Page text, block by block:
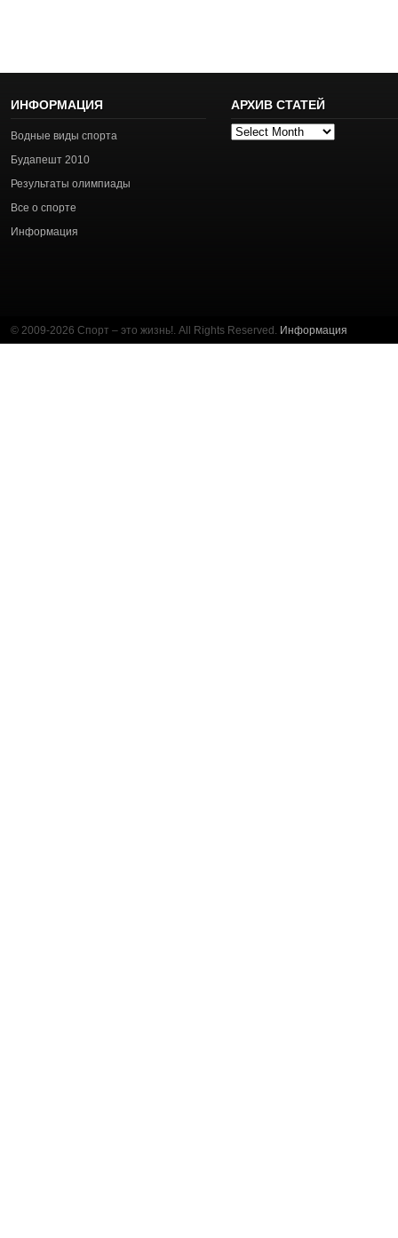
ИНФОРМАЦИЯ
Водные виды спорта
Будапешт 2010
Результаты олимпиады
Все о спорте
Информация
АРХИВ СТАТЕЙ
Архив
© 2009-2026 Спорт – это жизнь!. All Rights Reserved. Информация